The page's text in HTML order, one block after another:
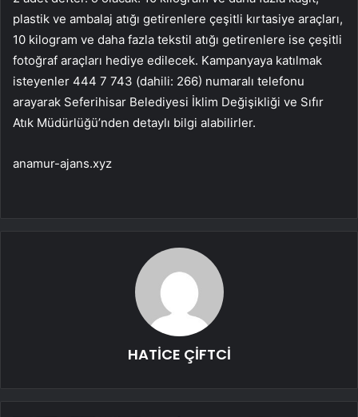
plastik ve ambalaj atığı getirenlere çeşitli kırtasiye araçları,
10 kilogram ve daha fazla tekstil atığı getirenlere ise çeşitli
fotoğraf araçları hediye edilecek. Kampanyaya katılmak
isteyenler 444 7 743 (dahili: 266) numaralı telefonu
arayarak Seferihisar Belediyesi İklim Değişikliği ve Sıfır
Atık Müdürlüğü’nden detaylı bilgi alabilirler.
anamur-ajans.xyz
HATİCE ÇİFTCİ